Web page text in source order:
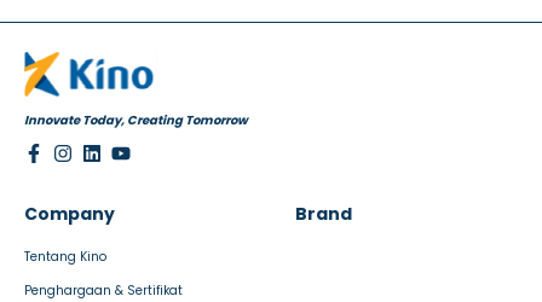
Innovate Today, Creating Tomorrow
Company
Tentang Kino
Penghargaan & Sertifikat
Brand